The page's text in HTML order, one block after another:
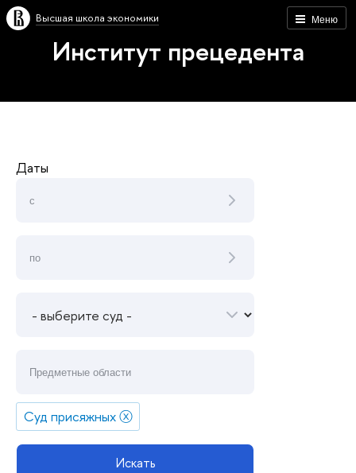
Меню
Высшая школа экономики
Институт прецедента
Даты
Суд присяжныхⓧ
Искать